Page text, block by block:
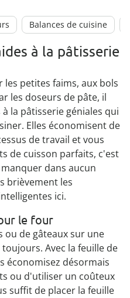
Balances de cuisine
à la pâtisserie
petites faims, aux bols
les doseurs de pâte, il
la pâtisserie géniales qui
Elles économisent de
de travail et vous
de cuisson parfaits, c'est
dans aucun
brièvement les
ici.
le four
ou de gâteaux sur une
Avec la feuille de
économisez désormais
ou d'utiliser un coûteux
suffit de placer la feuille